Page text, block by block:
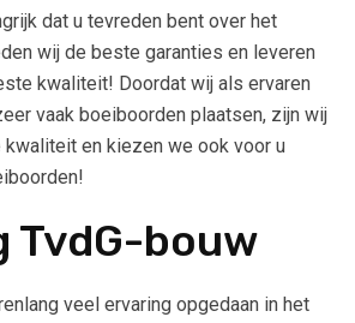
dat u tevreden bent over het
wij de beste garanties en leveren
kwaliteit! Doordat wij als ervaren
vaak boeiboorden plaatsen, zijn wij
en kiezen we ook voor u
TvdG-bouw
veel ervaring opgedaan in het